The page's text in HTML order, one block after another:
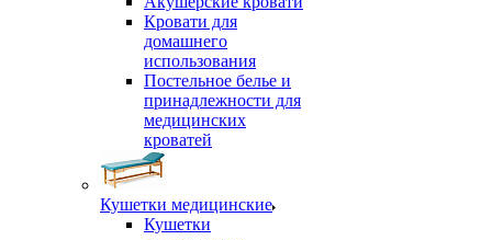
Кровати для
домашнего
использования
Постельное белье и
принадлежности для
медицинских
кроватей
Кушетки медицинские
Кушетки